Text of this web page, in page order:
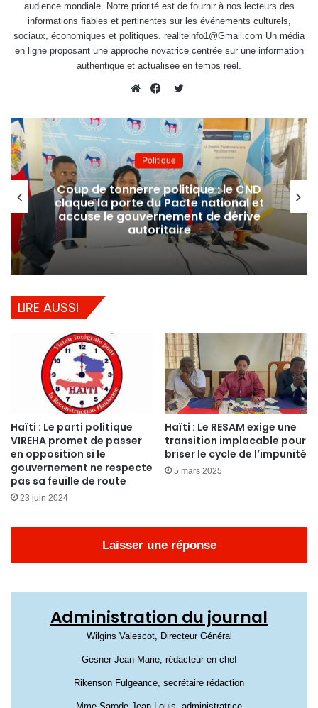
audience mondiale. Notre priorité est de fournir à nos lecteurs des
informations fiables et pertinentes sur les événements culturels,
sociaux, économiques et politiques. realiteinfo1@Gmail.com Un média
en ligne proposant une approche novatrice centrée sur une information
authentique et actualisée en temps réel.
Politique
Coup de tonnerre politique : le CND
claque la porte du Pacte national et
accuse le gouvernement de dérive
autoritaire
LIRE AUSSI
Haïti : Le parti politique
VIREHA promet de passer
en opposition si le
gouvernement ne respecte
pas sa feuille de route
23 juin 2024
Haïti : Le RESAM exige une
transition implacable pour
briser le cycle de l’impunité
5 mars 2025
Laisser une réponse
Administration du journal
Wilgins Valescot, Directeur Général
Gesner Jean Marie, rédacteur en chef
Rikenson Fulgeance, secrétaire rédaction